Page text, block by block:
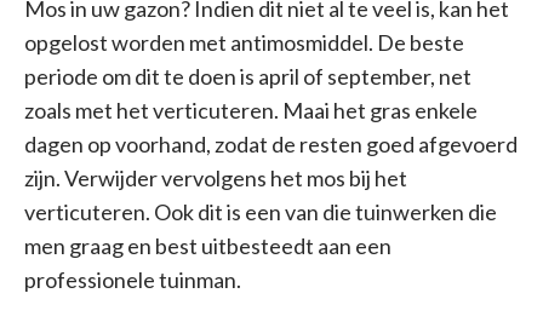
Mos in uw gazon? Indien dit niet al te veel is, kan het
opgelost worden met antimosmiddel. De beste
periode om dit te doen is april of september, net
zoals met het verticuteren. Maai het gras enkele
dagen op voorhand, zodat de resten goed afgevoerd
zijn. Verwijder vervolgens het mos bij het
verticuteren. Ook dit is een van die tuinwerken die
men graag en best uitbesteedt aan een
professionele tuinman.